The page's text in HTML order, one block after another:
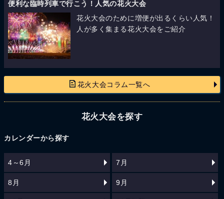
便利な臨時列車で行こう！人気の花火大会
花火大会のために増便が出るくらい人気！
人が多く集まる花火大会をご紹介
花火大会コラム一覧へ
花火大会を探す
カレンダーから探す
4～6月 7月
8月 9月